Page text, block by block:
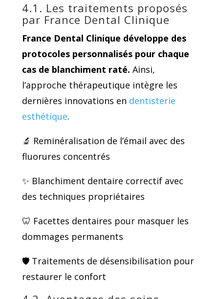
4.1. Les traitements proposés
par France Dental Clinique
France Dental Clinique développe des
protocoles personnalisés pour chaque
cas de blanchiment raté. Ainsi,
l’approche thérapeutique intègre les
dernières innovations en dentisterie
esthétique.
🔬 Reminéralisation de l’émail avec des
fluorures concentrés
✨ Blanchiment dentaire correctif avec
des techniques propriétaires
🦷 Facettes dentaires pour masquer les
dommages permanents
🛡️ Traitements de désensibilisation pour
restaurer le confort